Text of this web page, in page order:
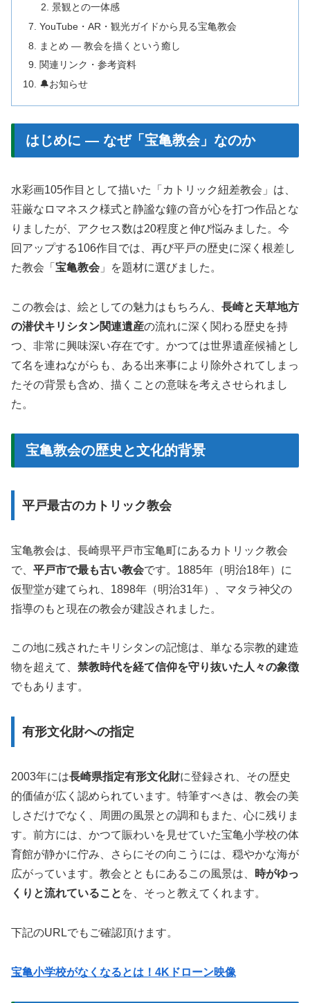
景観との一体感
YouTube・AR・観光ガイドから見る宝亀教会
まとめ — 教会を描くという癒し
関連リンク・参考資料
🔔お知らせ
はじめに — なぜ「宝亀教会」なのか
水彩画105作目として描いた「カトリック紐差教会」は、
荘厳なロマネスク様式と静謐な鐘の音が心を打つ作品とな
りましたが、アクセス数は20程度と伸び悩みました。今
回アップする106作目では、再び平戸の歴史に深く根差し
た教会「 宝亀教会 」を題材に選びました。
この教会は、絵としての魅力はもちろん、 長崎と天草地方
の潜伏キリシタン関連遺産の流れに深く関わる歴史を持
つ、非常に興味深い存在です。かつては世界遺産候補とし
て名を連ねながらも、ある出来事により除外されてしまっ
たその背景も含め、描くことの意味を考えさせられまし
た。
宝亀教会の歴史と文化的背景
平戸最古のカトリック教会
宝亀教会は、長崎県平戸市宝亀町にあるカトリック教会
で、 平戸市で最も古い教会です。1885年（明治18年）に
仮聖堂が建てられ、1898年（明治31年）、マタラ神父の
指導のもと現在の教会が建設されました。
この地に残されたキリシタンの記憶は、単なる宗教的建造
物を超えて、 禁教時代を経て信仰を守り抜いた人々の象徴
でもあります。
有形文化財への指定
2003年には長崎県指定有形文化財に登録され、その歴史
的価値が広く認められています。特筆すべきは、教会の美
しさだけでなく、周囲の風景との調和もまた、心に残りま
す。前方には、かつて賑わいを見せていた宝亀小学校の体
育館が静かに佇み、さらにその向こうには、穏やかな海が
広がっています。教会とともにあるこの風景は、
時がゆっ
くりと流れていること を、そっと教えてくれます。
下記のURLでもご確認頂けます。
宝亀小学校がなくなるとは！4Kドローン映像